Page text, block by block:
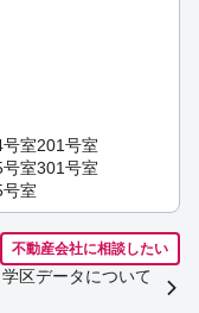
室201号室
室301号室
室
不動産会社に相談したい
学区データについて